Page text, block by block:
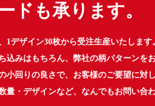
ドも承ります。
1デザイン30枚から受注生産いたします
込みはもちろん、弊社の柄パターンを
小回りの良さで、お客様のご要望に対
量・デザインなど、なんでもお問い合